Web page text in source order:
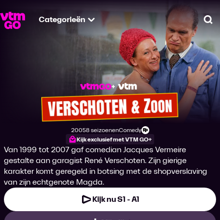
Categorieën
Verschoten & Zoon
Productiejaar
20058 seizoenen
Genre
Comedy
Leeftijdsclassificatie
Kijk exclusief met VTM GO+
Van 1999 tot 2007 gaf comedian Jacques Vermeire
gestalte aan garagist René Verschoten. Zijn gierige
karakter komt geregeld in botsing met de shopverslaving
van zijn echtgenote Magda.
Kijk nu S1 - A1